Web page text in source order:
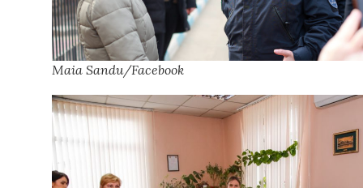
Maia Sandu/Facebook